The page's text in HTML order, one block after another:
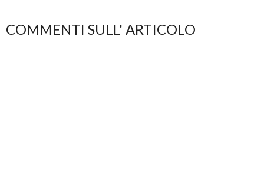
COMMENTI SULL' ARTICOLO